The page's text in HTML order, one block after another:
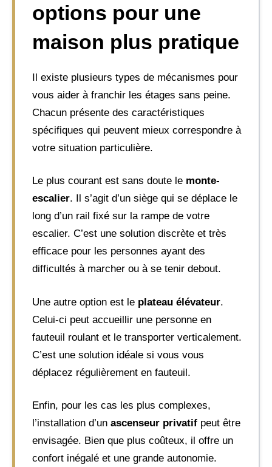
options pour une
maison plus pratique
Il existe plusieurs types de mécanismes pour
vous aider à franchir les étages sans peine.
Chacun présente des caractéristiques
spécifiques qui peuvent mieux correspondre à
votre situation particulière.
Le plus courant est sans doute le monte-
escalier. Il s’agit d’un siège qui se déplace le
long d’un rail fixé sur la rampe de votre
escalier. C’est une solution discrète et très
efficace pour les personnes ayant des
difficultés à marcher ou à se tenir debout.
Une autre option est le plateau élévateur.
Celui-ci peut accueillir une personne en
fauteuil roulant et le transporter verticalement.
C’est une solution idéale si vous vous
déplacez régulièrement en fauteuil.
Enfin, pour les cas les plus complexes,
l’installation d’un ascenseur privatif peut être
envisagée. Bien que plus coûteux, il offre un
confort inégalé et une grande autonomie.